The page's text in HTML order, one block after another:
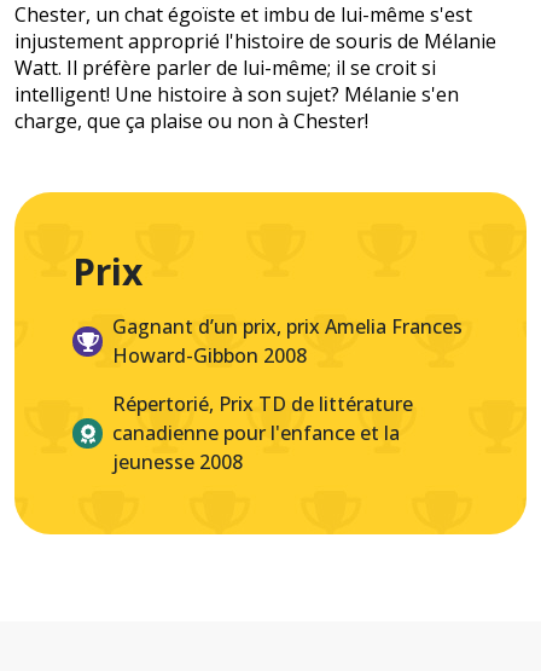
Chester, un chat égoïste et imbu de lui-même s'est
injustement approprié l'histoire de souris de Mélanie
Watt. Il préfère parler de lui-même; il se croit si
intelligent! Une histoire à son sujet? Mélanie s'en
charge, que ça plaise ou non à Chester!
Prix
Gagnant d’un prix, prix Amelia Frances
Howard-Gibbon 2008
Répertorié, Prix TD de littérature
canadienne pour l'enfance et la
jeunesse 2008